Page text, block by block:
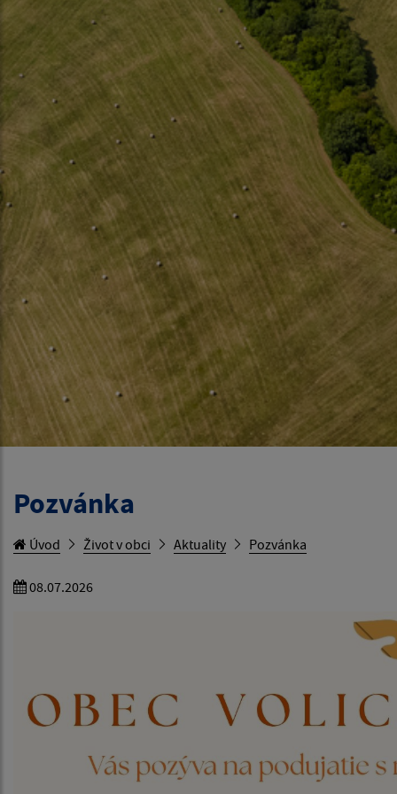
Pozvánka
Úvod Život v obci Aktuality Pozvánka
08.07.2026